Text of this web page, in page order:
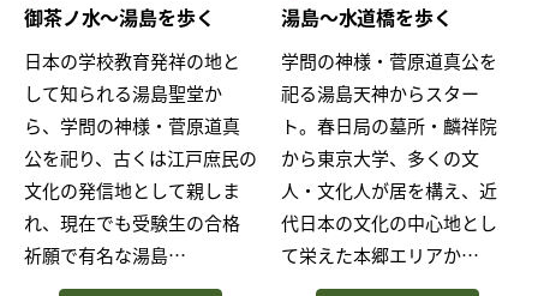
御茶ノ水〜湯島を歩く
日本の学校教育発祥の地と
して知られる湯島聖堂か
ら、学問の神様・菅原道真
公を祀り、古くは江戸庶民の
文化の発信地として親しま
れ、現在でも受験生の合格
祈願で有名な湯島…
湯島〜水道橋を歩く
学問の神様・菅原道真公を
祀る湯島天神からスター
ト。春日局の墓所・麟祥院
から東京大学、多くの文
人・文化人が居を構え、近
代日本の文化の中心地とし
て栄えた本郷エリアか…